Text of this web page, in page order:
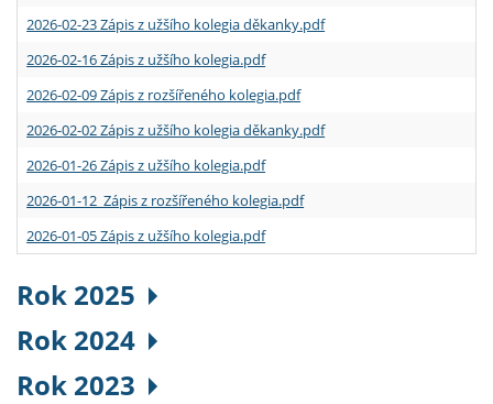
2026-02-23 Zápis z užšího kolegia děkanky.pdf
2026-02-16 Zápis z užšího kolegia.pdf
2026-02-09 Zápis z rozšířeného kolegia.pdf
2026-02-02 Zápis z užšího kolegia děkanky.pdf
2026-01-26 Zápis z užšího kolegia.pdf
2026-01-12 Zápis z rozšířeného kolegia.pdf
2026-01-05 Zápis z užšího kolegia.pdf
Rok 2025
Rok 2024
Rok 2023